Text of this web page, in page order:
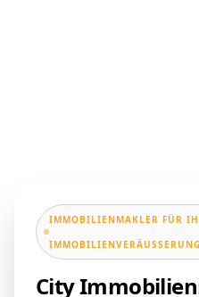
IMMOBILIENMAKLER FÜR
IMMOBILIENVERÄUSSERUNG
City